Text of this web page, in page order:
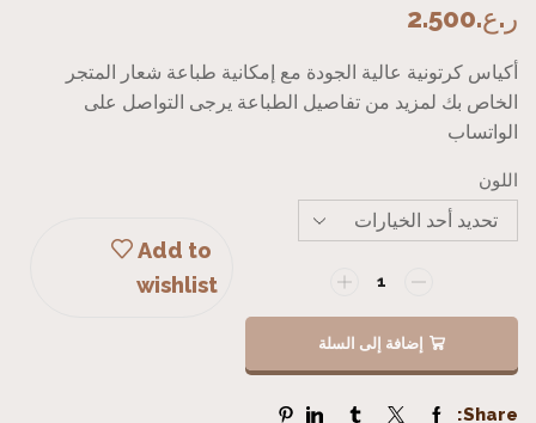
ر.ع.2.500
أكياس كرتونية عالية الجودة مع إمكانية طباعة شعار المتجر
الخاص بك لمزيد من تفاصيل الطباعة يرجى التواصل على
الواتساب
اللون
إضافة إلى السلة
Add to
wishlist
Share: